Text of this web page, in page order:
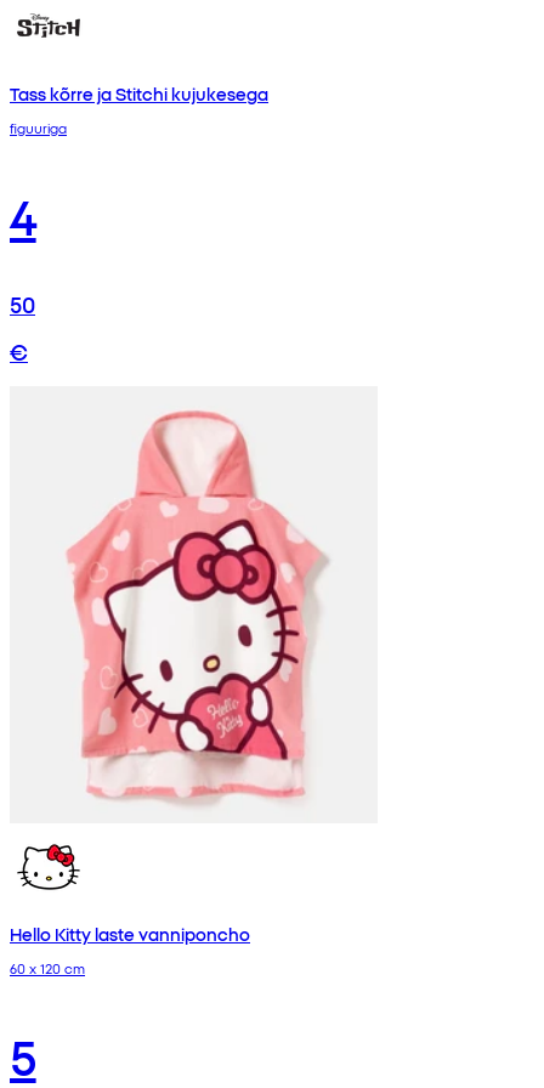
Tass kõrre ja Stitchi kujukesega
figuuriga
4
50
€
Hello Kitty laste vanniponcho
60 x 120 cm
5